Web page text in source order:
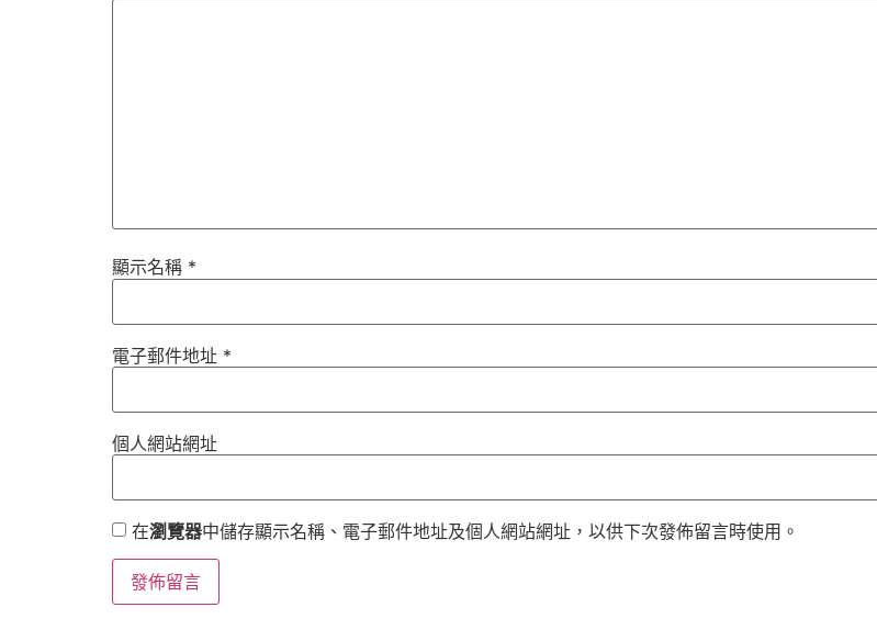
顯示名稱 *
電子郵件地址 *
個人網站網址
在瀏覽器中儲存顯示名稱、電子郵件地址及個人網站網址，以供下次發佈留言時使用。